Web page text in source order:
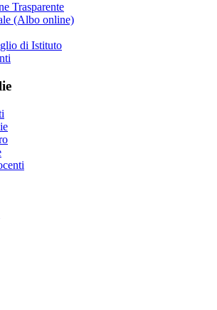
Trasparente
(Albo online)
di Istituto